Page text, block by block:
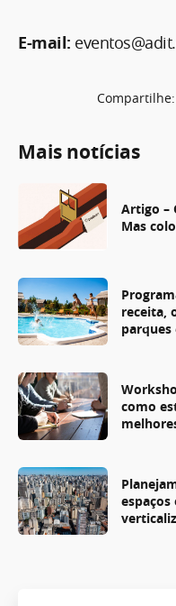
E-mail:
Compartilhe:
Mais notícias
Artigo –
Mas
receita,
parques
como